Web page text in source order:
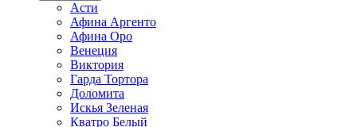
Асти
Афина Аргенто
Афина Оро
Венеция
Виктория
Гарда Тортора
Доломита
Искья Зеленая
Кватро Белый